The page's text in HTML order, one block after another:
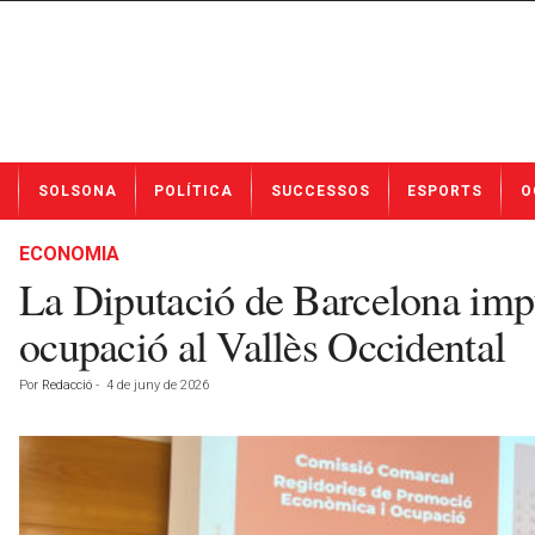
t
SOLSONA POLÍTICA SUCCESSOS ESPORTS
ECONOMIA
La Diputació de Barcelona
ocupació al Vallès Occidental
Por Redacció - 4 de juny de 2026